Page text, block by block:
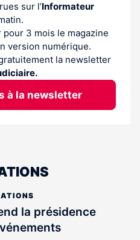
sur l’Informateur
3 mois le magazine
version numérique.
la newsletter
à la newsletter
la présidence